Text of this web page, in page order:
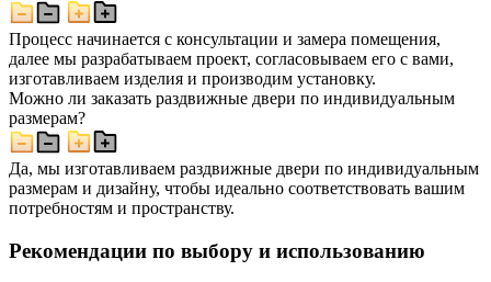
Процесс начинается с консультации и замера помещения,
далее мы разрабатываем проект, согласовываем его с вами,
изготавливаем изделия и производим установку.
Можно ли заказать раздвижные двери по индивидуальным
размерам?
Да, мы изготавливаем раздвижные двери по индивидуальным
размерам и дизайну, чтобы идеально соответствовать вашим
потребностям и пространству.
Рекомендации по выбору и использованию